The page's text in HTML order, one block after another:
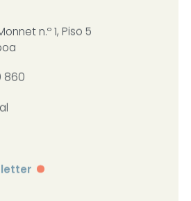
n.º 1, Piso 5
860